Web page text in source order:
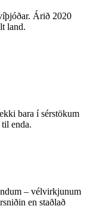
Árið 2020
land.
bara í sérstökum
enda.
– vélvirkjunum
en staðlað